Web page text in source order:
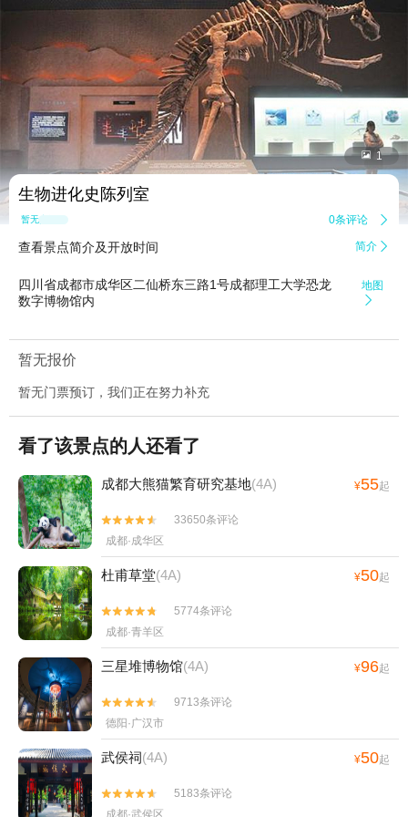
 1
生物进化史陈列室
暂无点评 0条评论 
查看景点简介及开放时间 简介 
四川省成都市成华区二仙桥东三路1号成都理工大学恐龙
数字博物馆内
地图

暂无报价
暂无门票预订，我们正在努力补充
看了该景点的人还看了
成都大熊猫繁育研究基地(4A) ¥55起


33650条评论
成都·成华区
杜甫草堂(4A) ¥50起


5774条评论
成都·青羊区
三星堆博物馆(4A) ¥96起


9713条评论
德阳·广汉市
武侯祠(4A) ¥50起


5183条评论